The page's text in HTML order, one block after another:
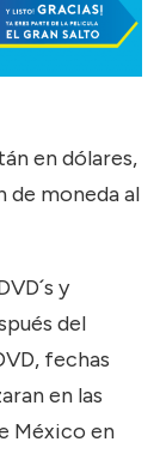
en dólares,
de moneda al
y
del
fechas
en las
México en